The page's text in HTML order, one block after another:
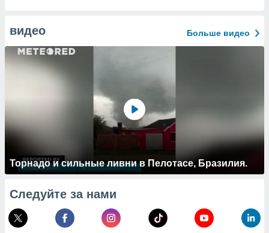
видео Больше видео
Торнадо и сильные ливни в Пелотасе, Бразилия.
Следуйте за нами